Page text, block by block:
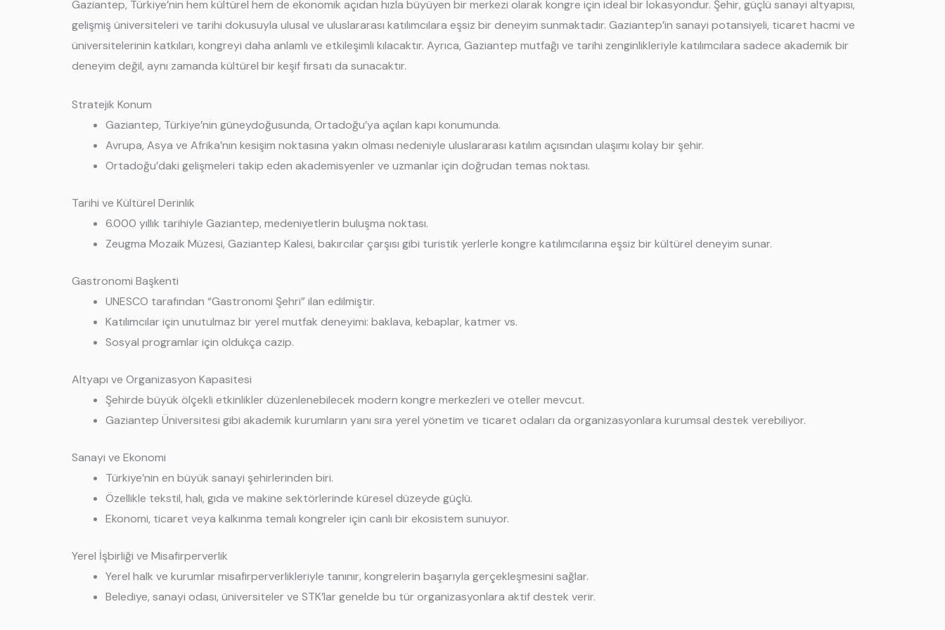
Gaziantep, Türkiye’nin hem kültürel hem de ekonomik açıdan hızla büyüyen bir merkezi olarak kongre için ideal bir lokasyondur. Şehir, güçlü sanayi altyapısı,
gelişmiş üniversiteleri ve tarihi dokusuyla ulusal ve uluslararası katılımcılara eşsiz bir deneyim sunmaktadır. Gaziantep’in sanayi potansiyeli, ticaret hacmi ve
üniversitelerinin katkıları, kongreyi daha anlamlı ve etkileşimli kılacaktır. Ayrıca, Gaziantep mutfağı ve tarihi zenginlikleriyle katılımcılara sadece akademik bir
deneyim değil, aynı zamanda kültürel bir keşif fırsatı da sunacaktır.
Stratejik Konum
Gaziantep, Türkiye’nin güneydoğusunda, Ortadoğu’ya açılan kapı konumunda.
Avrupa, Asya ve Afrika’nın kesişim noktasına yakın olması nedeniyle uluslararası katılım açısından ulaşımı kolay bir şehir.
Ortadoğu’daki gelişmeleri takip eden akademisyenler ve uzmanlar için doğrudan temas noktası.
Tarihi ve Kültürel Derinlik
6.000 yıllık tarihiyle Gaziantep, medeniyetlerin buluşma noktası.
Zeugma Mozaik Müzesi, Gaziantep Kalesi, bakırcılar çarşısı gibi turistik yerlerle kongre katılımcılarına eşsiz bir kültürel deneyim sunar.
Gastronomi Başkenti
UNESCO tarafından “Gastronomi Şehri” ilan edilmiştir.
Katılımcılar için unutulmaz bir yerel mutfak deneyimi: baklava, kebaplar, katmer vs.
Sosyal programlar için oldukça cazip.
Altyapı ve Organizasyon Kapasitesi
Şehirde büyük ölçekli etkinlikler düzenlenebilecek modern kongre merkezleri ve oteller mevcut.
Gaziantep Üniversitesi gibi akademik kurumların yanı sıra yerel yönetim ve ticaret odaları da organizasyonlara kurumsal destek verebiliyor.
Sanayi ve Ekonomi
Türkiye’nin en büyük sanayi şehirlerinden biri.
Özellikle tekstil, halı, gıda ve makine sektörlerinde küresel düzeyde güçlü.
Ekonomi, ticaret veya kalkınma temalı kongreler için canlı bir ekosistem sunuyor.
Yerel İşbirliği ve Misafirperverlik
Yerel halk ve kurumlar misafirperverlikleriyle tanınır, kongrelerin başarıyla gerçekleşmesini sağlar.
Belediye, sanayi odası, üniversiteler ve STK’lar genelde bu tür organizasyonlara aktif destek verir.